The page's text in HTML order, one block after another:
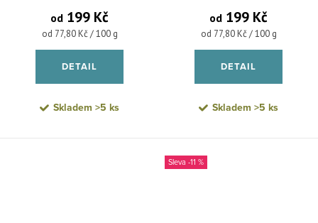
od 199 Kč
Měrná cena:
od 77,80 Kč / 100 g
DETAIL
Skladem >5 ks
od 199 Kč
Měrná cena:
od 77,80 Kč / 100 g
DETAIL
Skladem >5 ks
-11 %